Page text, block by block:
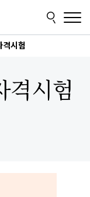
격시험
격시험